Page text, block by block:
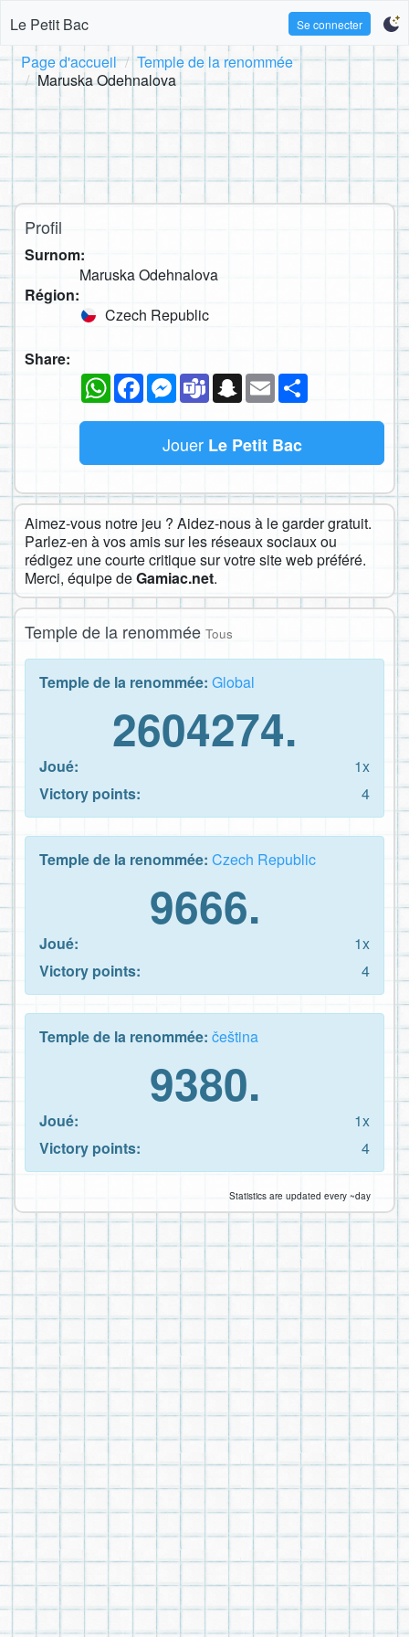
Le Petit Bac Se connecter
Page d'accueil
Temple de la renommée
Maruska Odehnalova
Profil
Surnom:
Maruska Odehnalova
Région:
Czech Republic
Share:
WhatsAppFacebookMessenger
TeamsSnapchat
Email
Jouer Le Petit Bac
Aimez-vous notre jeu ? Aidez-nous à le garder gratuit.
Parlez-en à vos amis sur les réseaux sociaux ou
rédigez une courte critique sur votre site web préféré.
Merci, équipe deGamiac.net.
Temple de la renommée Tous
Temple de la renommée: Global
2604274.
Joué:
1x
Victory points:
4
Temple de la renommée: Czech Republic
9666.
Joué:
1x
Victory points:
4
Temple de la renommée: čeština
9380.
Joué:
1x
Victory points:
4
Statistics are updated every ~day